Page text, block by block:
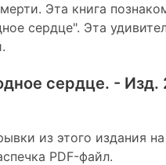
Эта книга
сердце". Эта
сердце. - Изд.
из этого издания
PDF-файл.